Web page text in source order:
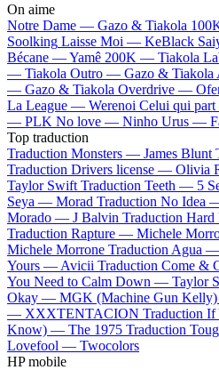
On aime
Notre Dame — Gazo & Tiakola
Soolking Laisse Moi — KeBlack
Bécane —Yamê 200K — Tiakola
— Tiakola Outro — Gazo & Tiakola
— Gazo & Tiakola Overdrive —
La League — Werenoi Celui qui
— PLK No love — Ninho Urus —
Top traduction
Traduction Monsters — James Blunt
Traduction Drivers license — Olivia
Taylor Swift Traduction Teeth — 5
Seya — Morad Traduction No Idea
Morado — J Balvin Traduction
Traduction Rapture — Michele
Michele Morrone Traduction Agua —
Yours — Avicii Traduction Come &
You Need to Calm Down — Taylor
Okay — MGK (Machine Gun Kelly)
— XXXTENTACION Traduction If
Know) — The 1975 Traduction
Lovefool — Twocolors
HP mobile